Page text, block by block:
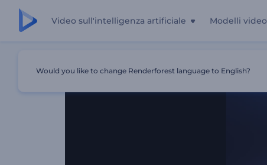
Video sull'intelligenza artificiale Modelli video
Would you like to change Renderforest language to English?